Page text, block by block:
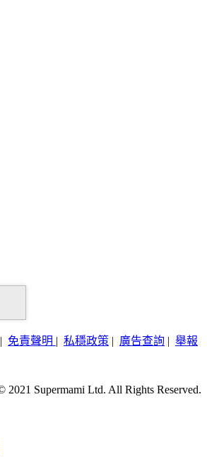
| 免責聲明 | 私穩政策 | 廣告查詢 | 舉報
2021 Supermami Ltd. All Rights Reserved.